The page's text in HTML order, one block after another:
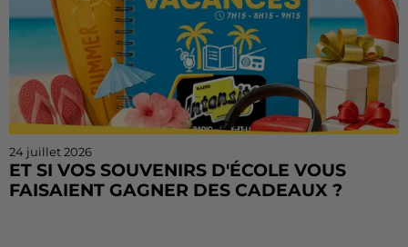
24 juillet 2026
ET SI VOS SOUVENIRS D'ÉCOLE VOUS
FAISAIENT GAGNER DES CADEAUX ?